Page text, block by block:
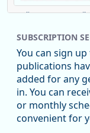
Replies: 0Reposts: 1
Oregon
Workforce &
@oed-
Oregon has
manufacturing
substantial
manufacturing
SUBSCRIPTION
You can sign
publications
added for any
in. You can
or monthly
convenient for